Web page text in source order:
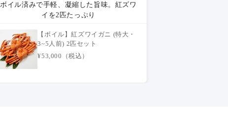
ボイル済みで手軽、凝縮した旨味。紅ズワ
イを2匹たっぷり
【ボイル】紅ズワイガニ (特大・
3~5人前) 2匹セット
¥53,000（税込）